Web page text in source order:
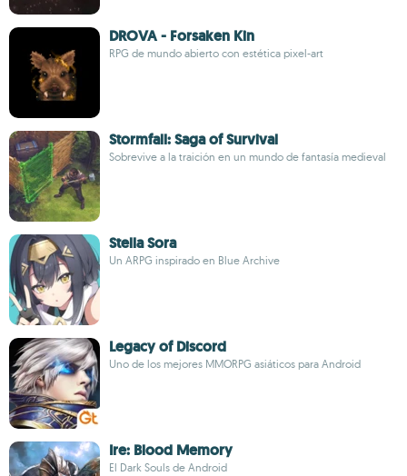
DROVA - Forsaken Kin
RPG de mundo abierto con estética pixel-art
Stormfall: Saga of Survival
Sobrevive a la traición en un mundo de fantasía medieval
Stella Sora
Un ARPG inspirado en Blue Archive
Legacy of Discord
Uno de los mejores MMORPG asiáticos para Android
Ire: Blood Memory
El Dark Souls de Android